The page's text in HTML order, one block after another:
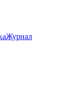
Журнал